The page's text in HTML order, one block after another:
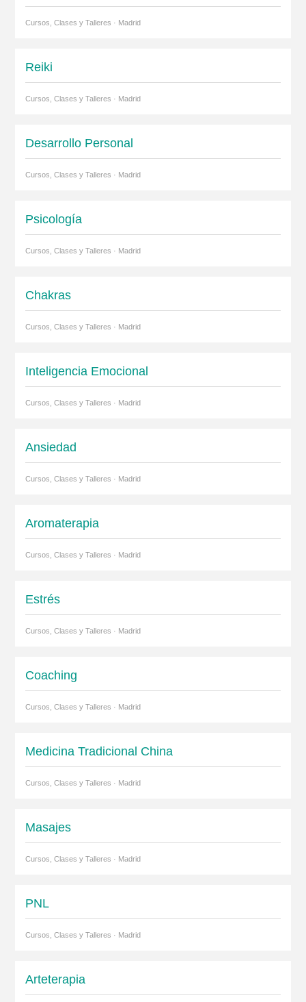
Cursos, Clases y Talleres · Madrid
Reiki
Cursos, Clases y Talleres · Madrid
Desarrollo Personal
Cursos, Clases y Talleres · Madrid
Psicología
Cursos, Clases y Talleres · Madrid
Chakras
Cursos, Clases y Talleres · Madrid
Inteligencia Emocional
Cursos, Clases y Talleres · Madrid
Ansiedad
Cursos, Clases y Talleres · Madrid
Aromaterapia
Cursos, Clases y Talleres · Madrid
Estrés
Cursos, Clases y Talleres · Madrid
Coaching
Cursos, Clases y Talleres · Madrid
Medicina Tradicional China
Cursos, Clases y Talleres · Madrid
Masajes
Cursos, Clases y Talleres · Madrid
PNL
Cursos, Clases y Talleres · Madrid
Arteterapia